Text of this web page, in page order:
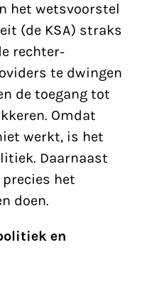
het wetsvoorstel
(de KSA) straks
rechter-
te dwingen
de toegang tot
Omdat
werkt, is het
Daarnaast
het
doen.
en